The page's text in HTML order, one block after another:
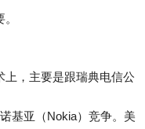
，主要是跟瑞典电信公
基亚（Nokia）竞争。美